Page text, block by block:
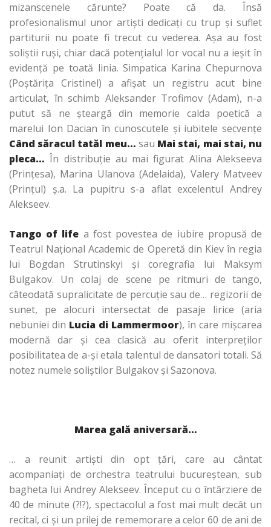
mizanscenele cărunte? Poate că da. Însă
profesionalismul unor artişti dedicaţi cu trup şi suflet
partiturii nu poate fi trecut cu vederea. Aşa au fost
soliştii ruşi, chiar dacă potenţialul lor vocal nu a ieşit în
evidenţă pe toată linia. Simpatica Karina Chepurnova
(Poştăriţa Cristinel) a afişat un registru acut bine
articulat, în schimb Aleksander Trofimov (Adam), n-a
putut să ne şteargă din memorie calda poetică a
marelui Ion Dacian în cunoscutele şi iubitele secvenţe
Când săracul tatăl meu… sau Mai stai, mai stai, nu
pleca…În distribuţie au mai figurat Alina Alekseeva
(Prinţesa), Marina Ulanova (Adelaida), Valery Matveev
(Prinţul) ş.a. La pupitru s-a aflat excelentul Andrey
Alekseev.
Tango of life a fost povestea de iubire propusă de
Teatrul Naţional Academic de Operetă din Kiev în regia
lui Bogdan Strutinskyi şi coregrafia lui Maksym
Bulgakov. Un colaj de scene pe ritmuri de tango,
câteodată supralicitate de percuţie sau de… regizorii de
sunet, pe alocuri intersectat de pasaje lirice (aria
nebuniei din Lucia di Lammermoor), în care mişcarea
modernă dar şi cea clasică au oferit interpreţilor
posibilitatea de a-şi etala talentul de dansatori totali. Să
notez numele soliştilor Bulgakov şi Sazonova.
Marea gală aniversară…
… a reunit artişti din opt ţări, care au cântat
acompaniaţi de orchestra teatrului bucureştean, sub
bagheta lui Andrey Alekseev. Început cu o întârziere de
40 de minute (?!?), spectacolul a fost mai mult decât un
recital, ci şi un prilej de rememorare a celor 60 de ani de